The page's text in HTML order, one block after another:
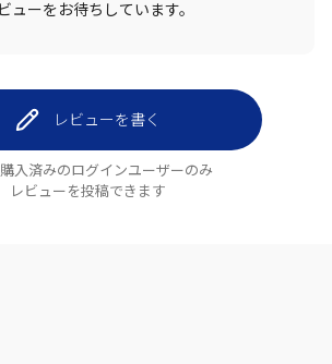
ューをお待ちしています。
レビューを書く
入済みのログインユーザーのみ
レビューを投稿できます